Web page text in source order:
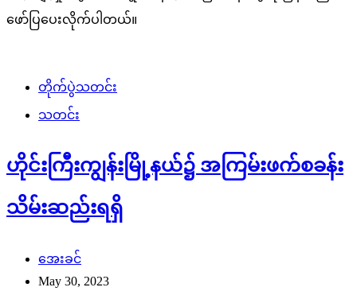
ဖော်ပြပေးလိုက်ပါတယ်။
တိုက်ပွဲသတင်း
သတင်း
ဟိုင်းကြီးကျွန်းမြို့နယ်၌ အကြမ်းဖက်စခန်း
သိမ်းဆည်းရရှိ
အေးခင်
May 30, 2023